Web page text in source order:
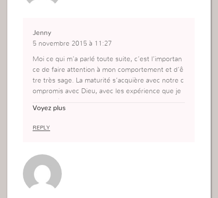
Jenny
5 novembre 2015 à 11:27
Moi ce qui m’a parlé toute suite, c’est l’importan
ce de faire attention à mon comportement et d’ê
tre très sage. La maturité s’acquière avec notre c
ompromis avec Dieu, avec les expérience que je
pour but de me faire grandir jour après jour. Don
Voyez plus
REPLY